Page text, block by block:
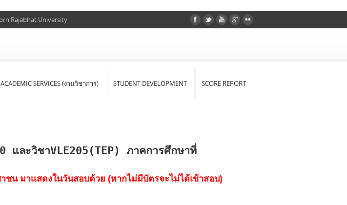
Rajabhat University
ACADEMIC SERVICES (งานวิชาการ) STUDENT DEVELOPMENT SCORE REPORT
และวิชาVLE205(TEP) ภาคการศึกษาที่
น มาเเสดงในวันสอบด้วย (หากไม่มีบัตรจะไม่ได้เข้าสอบ)